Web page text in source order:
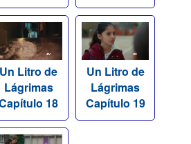
Un Litro de
Lágrimas
18
Un Litro de
Lágrimas
Capítulo 19